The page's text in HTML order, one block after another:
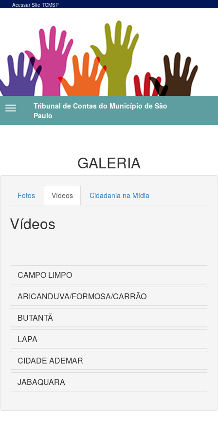
Acessar Site TCMSP
Tribunal de Contas do Município de São
Paulo
GALERIA
Fotos Vídeos Cidadania na Mídia
Vídeos
CAMPO LIMPO
ARICANDUVA/FORMOSA/CARRÃO
BUTANTÃ
LAPA
CIDADE ADEMAR
JABAQUARA